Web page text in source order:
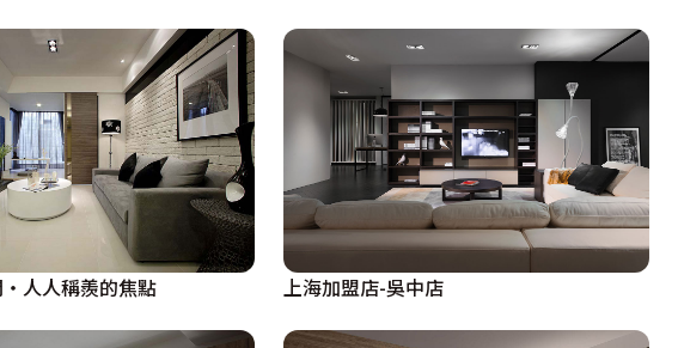
人人稱羨的焦點 上海加盟店-吳中店